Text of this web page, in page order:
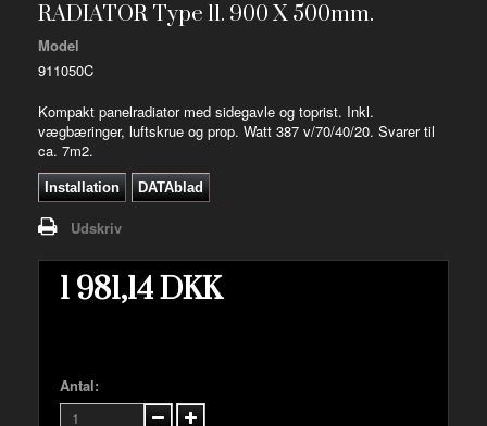
RADIATOR Type 11. 900 X 500mm.
Model
911050C
Kompakt panelradiator med sidegavle og toprist. Inkl.
vægbæringer, luftskrue og prop. Watt 387 v/70/40/20. Svarer til
ca. 7m2.
Installation DATAblad
Udskriv
1 981,14 DKK
Antal: